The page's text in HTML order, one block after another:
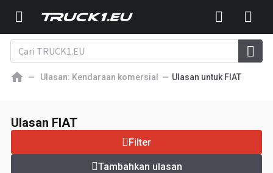
Ulasan: Kendaraan komersial Ulasan untuk FIAT
Ulasan FIAT
Filter
Tambahkan ulasan